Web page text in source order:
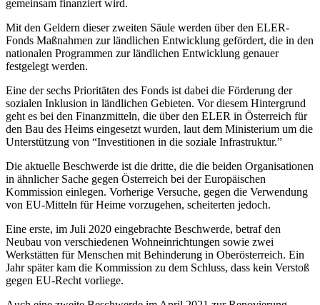
gemeinsam finanziert wird.
Mit den Geldern dieser zweiten Säule werden über den ELER-
Fonds Maßnahmen zur ländlichen Entwicklung gefördert, die in den
nationalen Programmen zur ländlichen Entwicklung genauer
festgelegt werden.
Eine der sechs Prioritäten des Fonds ist dabei die Förderung der
sozialen Inklusion in ländlichen Gebieten. Vor diesem Hintergrund
geht es bei den Finanzmitteln, die über den ELER in Österreich für
den Bau des Heims eingesetzt wurden, laut dem Ministerium um die
Unterstützung von “Investitionen in die soziale Infrastruktur.”
Die aktuelle Beschwerde ist die dritte, die die beiden Organisationen
in ähnlicher Sache gegen Österreich bei der Europäischen
Kommission einlegen. Vorherige Versuche, gegen die Verwendung
von EU-Mitteln für Heime vorzugehen, scheiterten jedoch.
Eine erste, im Juli 2020 eingebrachte Beschwerde, betraf den
Neubau von verschiedenen Wohneinrichtungen sowie zwei
Werkstätten für Menschen mit Behinderung in Oberösterreich. Ein
Jahr später kam die Kommission zu dem Schluss, dass kein Verstoß
gegen EU-Recht vorliege.